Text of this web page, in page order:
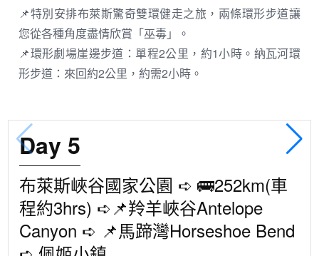
📌特別安排布萊斯驚奇雙環健走之旅，兩條環形步道讓
您從各種角度盡情欣賞「巫毒」。
📌環形劇場崖邊步道：單程2公里，約1小時。納瓦河環
形步道：來回約2公里，約需2小時。
Day 5
布萊斯峽谷國家公園 ➪ 🚌252km(車
程約3hrs) ➪📌羚羊峽谷Antelope
Canyon ➪ 📌馬蹄灣Horseshoe Bend